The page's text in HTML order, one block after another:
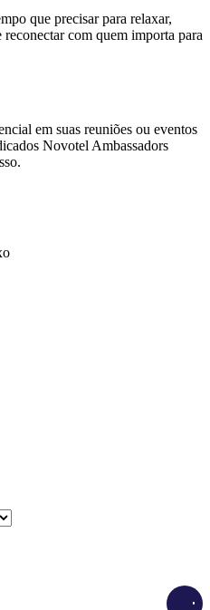
que precisar para relaxar,
reconectar com quem importa para
em suas reuniões ou eventos
Novotel Ambassadors